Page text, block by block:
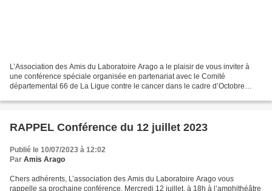
L’Association des Amis du Laboratoire Arago a le plaisir de vous inviter à
une conférence spéciale organisée en partenariat avec le Comité
départemental 66 de La Ligue contre le cancer dans le cadre d’Octobre
RAPPEL Conférence du 12 juillet 2023
Publié le 10/07/2023 à 12:02
Par Amis Arago
Chers adhérents, L’association des Amis du Laboratoire Arago vous
rappelle sa prochaine conférence, Mercredi 12 juillet, à 18h à l’amphithéâtre